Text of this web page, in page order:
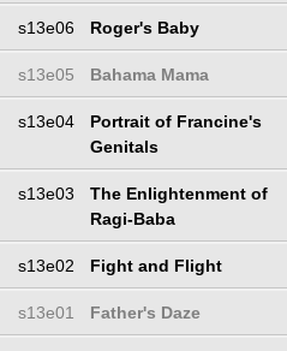
s13e06 Roger's Baby
s13e05 Bahama Mama
s13e04
Portrait of Francine's
Genitals
s13e03
The Enlightenment of
Ragi-Baba
s13e02 Fight and Flight
s13e01 Father's Daze